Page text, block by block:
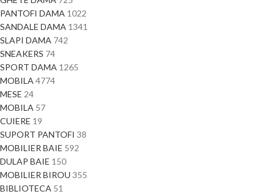
PANTOFI DAMA 1022
SANDALE DAMA 1341
SLAPI DAMA 742
SNEAKERS 74
SPORT DAMA 1265
MOBILA 4774
MESE 24
MOBILA 57
CUIERE 19
SUPORT PANTOFI 38
MOBILIER BAIE 592
DULAP BAIE 150
MOBILIER BIROU 355
BIBLIOTECA 51